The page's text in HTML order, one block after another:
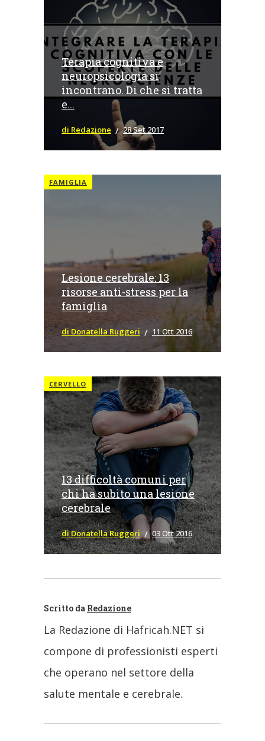
Terapia cognitiva e
neuropsicologia si
incontrano. Di che si tratta
e...
di Redazione 28 Set 2017
FAMIGLIA
Lesione cerebrale: 13
risorse anti-stress per la
famiglia
di Donatella Ruggeri 11 Ott 2016
CERVELLO
13 difficoltà comuni per
chi ha subito una lesione
cerebrale
di Donatella Ruggeri 03 Ott 2016
Scritto da Redazione
La Redazione di Hafricah.NET si
compone di professionisti esperti
che operano nel settore della
salute mentale e cerebrale.